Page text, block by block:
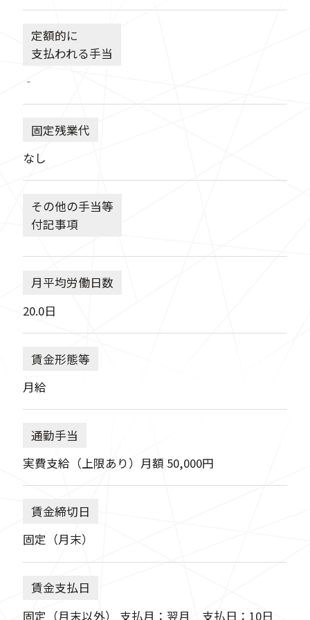
定額的に
支払われる手当
‐
固定残業代
なし
その他の手当等
付記事項
月平均労働日数
20.0日
賃金形態等
月給
通勤手当
実費支給（上限あり）月額 50,000円
賃金締切日
固定（月末）
賃金支払日
固定（月末以外） 支払月：翌月 支払日：10日